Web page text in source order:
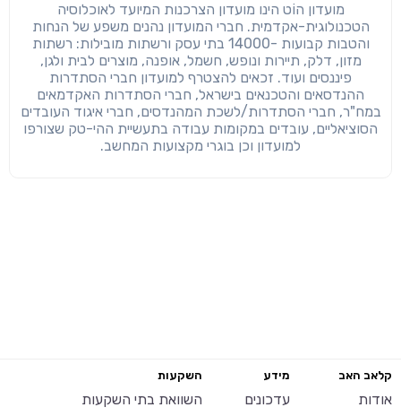
מועדון הוֹט הינו מועדון הצרכנות המיועד לאוכלוסיה
הטכנולוגית-אקדמית. חברי המועדון נהנים משפע של הנחות
והטבות קבועות -14000 בתי עסק ורשתות מובילות: רשתות
מזון, דלק, תיירות ונופש, חשמל, אופנה, מוצרים לבית ולגן,
פיננסים ועוד. זכאים להצטרף למועדון חברי הסתדרות
ההנדסאים והטכנאים בישראל, חברי הסתדרות האקדמאים
במח"ר, חברי הסתדרות/לשכת המהנדסים, חברי איגוד העובדים
הסוציאליים, עובדים במקומות עבודה בתעשיית ההי-טק שצורפו
למועדון וכן בוגרי מקצועות המחשב.
קלאב האב
אודות
מידע
עדכונים
השקעות
השוואת בתי השקעות